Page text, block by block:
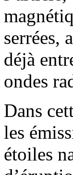
serrées,
déjà
ondes
Dans
les
étoiles